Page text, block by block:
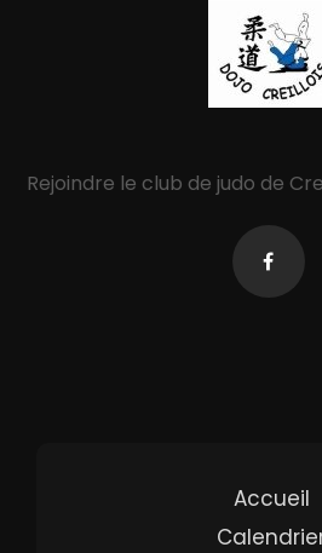
Rejoindre le club de judo de
Accueil